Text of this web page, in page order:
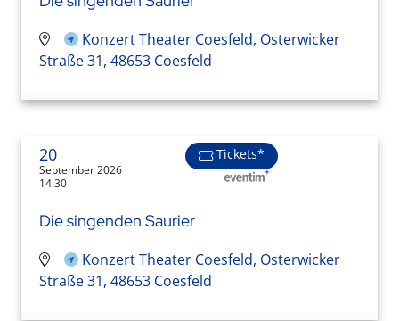
Konzert Theater Coesfeld, Osterwicker
Straße 31, 48653 Coesfeld
20
September 2026
14:30
Tickets*
Die singenden Saurier
Konzert Theater Coesfeld, Osterwicker
Straße 31, 48653 Coesfeld